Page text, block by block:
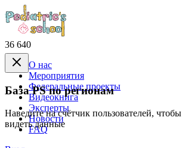
36 640
База PS по регионам
Наведите на счётчик пользователей, чтобы
видеть данные
О нас
Mероприятия
Федеральные проекты
Видеокнига
Эксперты
Новости
FAQ